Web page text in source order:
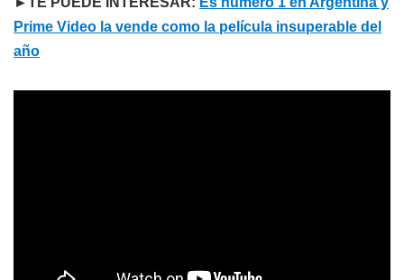
Prime Video la vende como la película insuperable del
año